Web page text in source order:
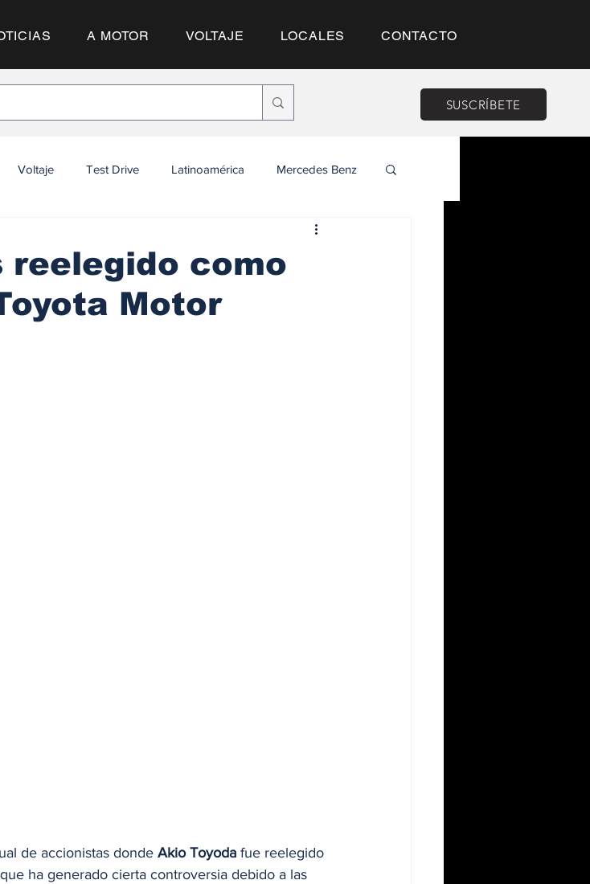
A MOTOR VOLTAJE LOCALES CONTACTO
SUSCRÍBETE
Voltaje Test Drive Latinoamérica Mercedes Benz
reelegido como
Motor
de accionistas donde Akio Toyoda fue reelegido
ha generado cierta controversia debido a las